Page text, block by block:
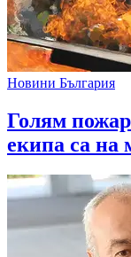
Новини България
Голям
екипа са на